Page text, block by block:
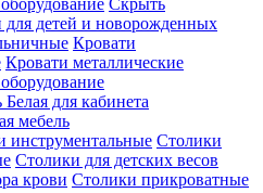
Скрыть
для детей и новорожденных
Кровати
Кровати металлические
для кабинета
мебель
инструментальные Столики
Столики для детских весов
крови Столики прикроватные